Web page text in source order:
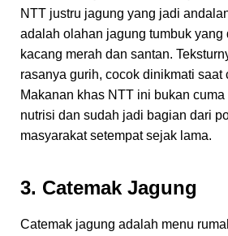
NTT justru jagung yang jadi
adalah olahan jagung tumbuk yang
kacang merah dan santan.
rasanya gurih, cocok dinikmati saat
Makanan khas NTT ini bukan
nutrisi dan sudah jadi bagian dari
masyarakat setempat sejak lama.
3. Catemak Jagung
Catemak jagung adalah menu